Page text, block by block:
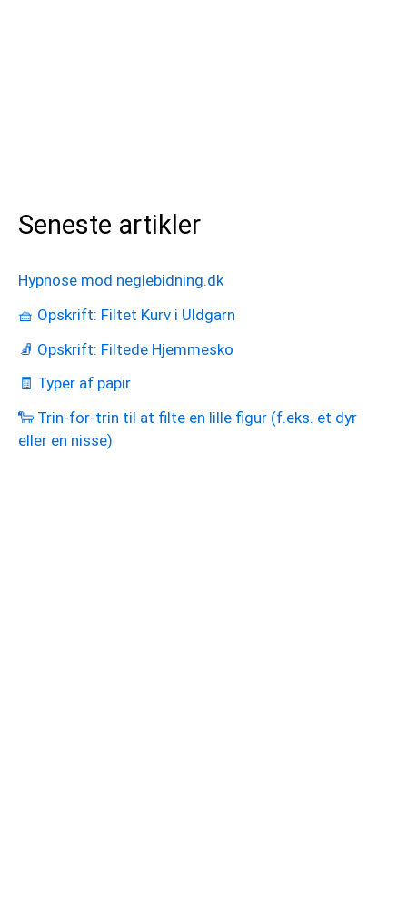
Seneste artikler
Hypnose mod neglebidning.dk
🧺 Opskrift: Filtet Kurv i Uldgarn
🧦 Opskrift: Filtede Hjemmesko
🧾 Typer af papir
🐑 Trin-for-trin til at filte en lille figur (f.eks. et dyr
eller en nisse)